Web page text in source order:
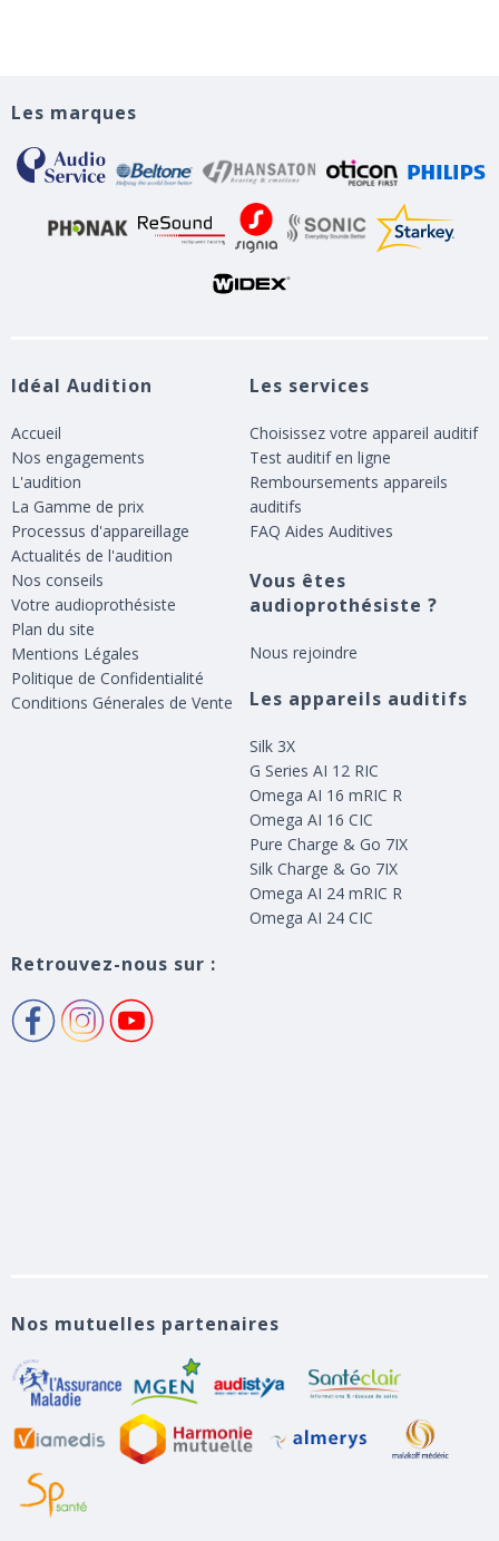
Les marques
Idéal Audition
Accueil
Nos engagements
L'audition
La Gamme de prix
Processus d'appareillage
Actualités de l'audition
Nos conseils
Votre audioprothésiste
Plan du site
Mentions Légales
Politique de Confidentialité
Conditions Génerales de Vente
Les services
Choisissez votre appareil auditif
Test auditif en ligne
Remboursements appareils
auditifs
FAQ Aides Auditives
Vous êtes
audioprothésiste ?
Nous rejoindre
Les appareils auditifs
Silk 3X
G Series AI 12 RIC
Omega AI 16 mRIC R
Omega AI 16 CIC
Pure Charge & Go 7IX
Silk Charge & Go 7IX
Omega AI 24 mRIC R
Omega AI 24 CIC
Retrouvez-nous sur :
Nos mutuelles partenaires